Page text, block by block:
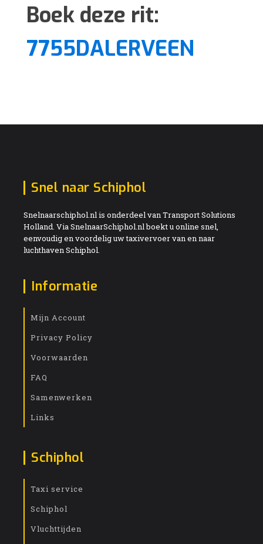
Boek deze rit:
7755DALERVEEN
Snel naar Schiphol
Snelnaarschiphol.nl is onderdeel van Transport Solutions
Holland. Via SnelnaarSchiphol.nl boekt u online snel,
eenvoudig en voordelig uw taxivervoer van en naar
luchthaven Schiphol.
Informatie
Mijn Account
Privacy Policy
Voorwaarden
FAQ
Samenwerken
Links
Schiphol
Taxi service
Schiphol
Vluchttijden